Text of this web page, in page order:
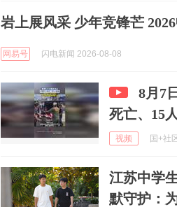
岩上展风采 少年竞锋芒
网易号 闪电新闻 2026-08-08
8月7
死亡、15
视频 国+社
江苏中学
默守护：